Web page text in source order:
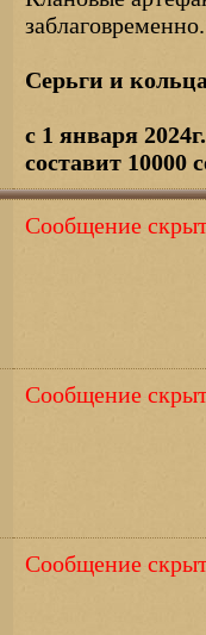
заблаговременно.
Серьги и
с 1 января
составит 10000
Сообщение
Сообщение
Сообщение